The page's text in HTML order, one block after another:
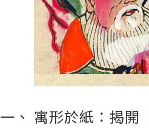
一、 寓形於紙：揭開